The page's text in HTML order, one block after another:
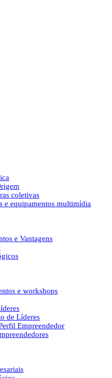
coletivas
e equipamentos multimídia
e Vantagens
e workshops
de Líderes
Empreendedor